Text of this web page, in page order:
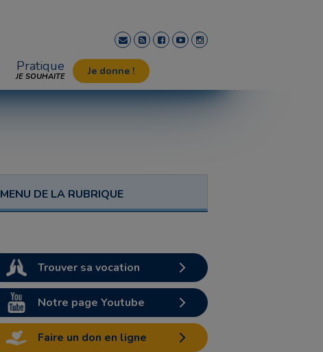
Pratique
JE SOUHAITE Je donne !
MENU DE LA RUBRIQUE
Trouver sa vocation
Notre page Youtube
Faire un don en ligne